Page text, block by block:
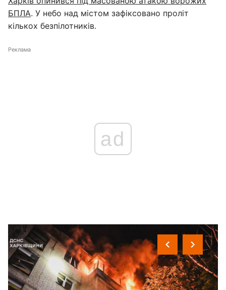
БПЛА. У небо над містом зафіксовано проліт
кількох безпілотників.
Реклама
ad